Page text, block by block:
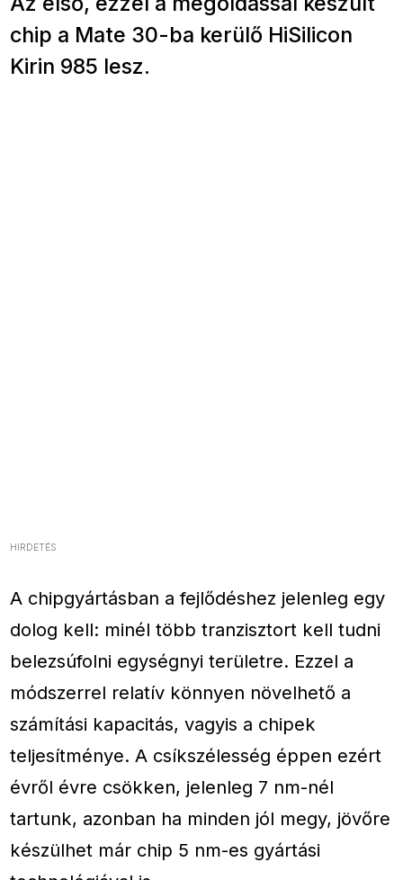
chip a Mate 30-ba kerülő HiSilicon
Kirin 985 lesz.
HIRDETÉS
A chipgyártásban a fejlődéshez jelenleg egy
dolog kell: minél több tranzisztort kell tudni
belezsúfolni egységnyi területre. Ezzel a
módszerrel relatív könnyen növelhető a
számítási kapacitás, vagyis a chipek
teljesítménye. A csíkszélesség éppen ezért
évről évre csökken, jelenleg 7 nm-nél
tartunk, azonban ha minden jól megy, jövőre
készülhet már chip 5 nm-es gyártási